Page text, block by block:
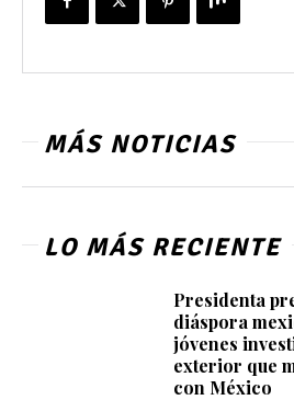
MÁS NOTICIAS
LO MÁS RECIENTE
Presidenta
diáspora
jóvenes
exterior que
con México